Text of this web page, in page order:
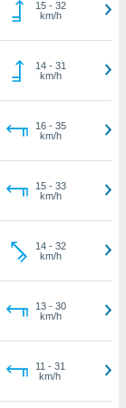
15- 32
km/h
14- 31
km/h
16- 35
km/h
15- 33
km/h
14- 32
km/h
13- 30
km/h
11 - 31
km/h